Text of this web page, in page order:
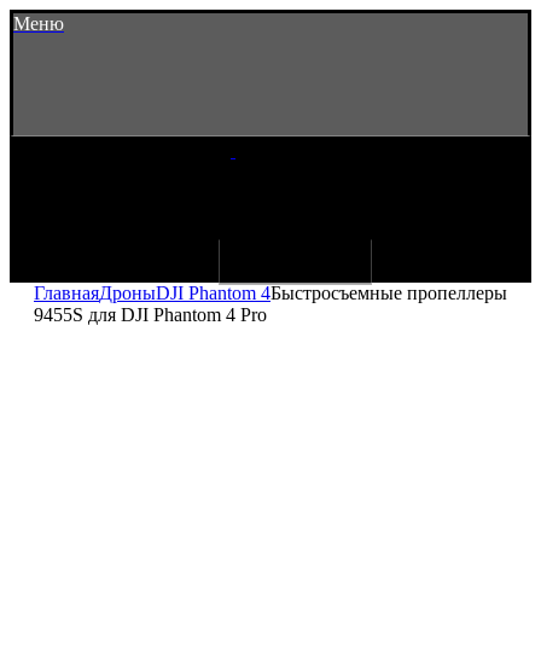
Меню
ГлавнаяДроныDJI Phantom 4Быстросъемные пропеллеры
9455S для DJI Phantom 4 Pro